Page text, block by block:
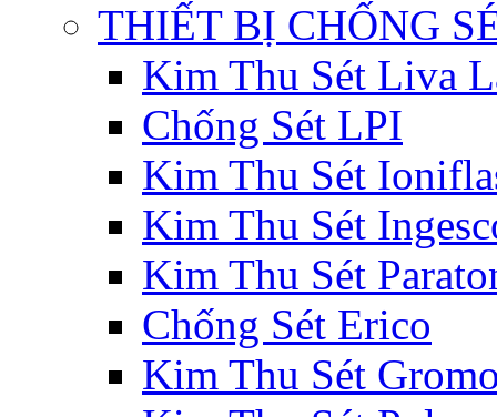
THIẾT BỊ CHỐNG
Kim Thu Sét Liva
Chống Sét LPI
Kim Thu Sét
Kim Thu Sét
Kim Thu Sét
Chống Sét Erico
Kim Thu Sét